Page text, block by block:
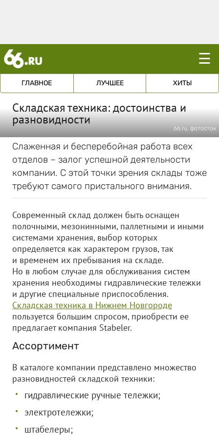
☰
ГЛАВНОЕ ЛУЧШЕЕ ХИТЫ
Складская техника: достоинства и
разновидности
66.ru, фотосток
Слаженная и бесперебойная работа всех
отделов – залог успешной деятельности
компании. С этой точки зрения склады тоже
требуют самого пристального внимания.
Современный склад должен быть оснащен
полочными, мезонинными, паллетными и иными
системами хранения, выбор которых
определяется как характером грузов, так
и временем их пребывания на складе.
Но в любом случае для обслуживания систем
хранения необходимы гидравлические тележки
и другие специальные приспособления.
Складская техника в Нижнем Новгороде
пользуется большим спросом, приобрести ее
предлагает компания Stabeler.
Ассортимент
В каталоге компании представлено множество
разновидностей складской техники:
гидравлические ручные тележки;
электротележки;
штабелеры;